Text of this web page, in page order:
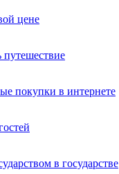
цене
путешествие
покупки в интернете
в государстве